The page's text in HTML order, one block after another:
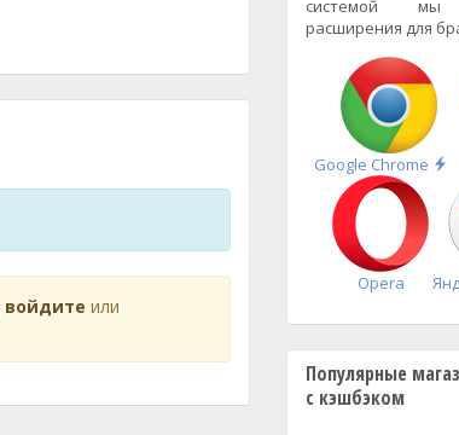
войдите или
системой мы
расширения для
Google Chrome
Opera
Популярные
с кэшбэком